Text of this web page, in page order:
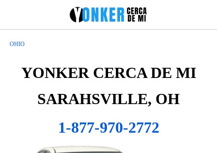
OHIO
YONKER CERCA DE MI
SARAHSVILLE, OH
1-877-970-2772